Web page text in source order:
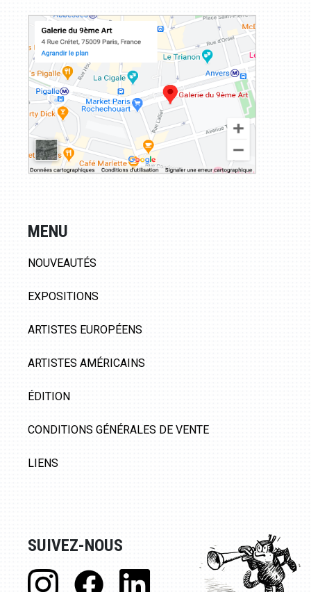
MENU
NOUVEAUTÉS
EXPOSITIONS
ARTISTES EUROPÉENS
ARTISTES AMÉRICAINS
ÉDITION
CONDITIONS GÉNÉRALES DE VENTE
LIENS
SUIVEZ-NOUS